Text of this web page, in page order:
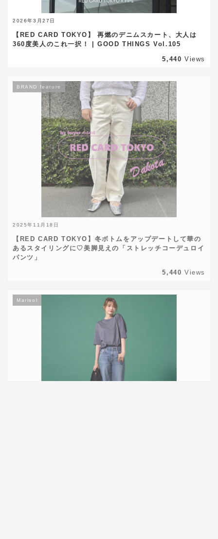
2026年3月27日
【RED CARD TOKYO】 再燃のデニムスカート、大人は
360度美人のこれ一択！ | GOOD THINGS Vol.105
5,440 Views
2025年11月18日
BRAND feature
【RED CARD TOKYO】冬ボトムをアップデートして華の
あるスタイリングに♡美脚見えの「ストレッチコーデュロイ
パンツ」
5,440 Views
Marisol